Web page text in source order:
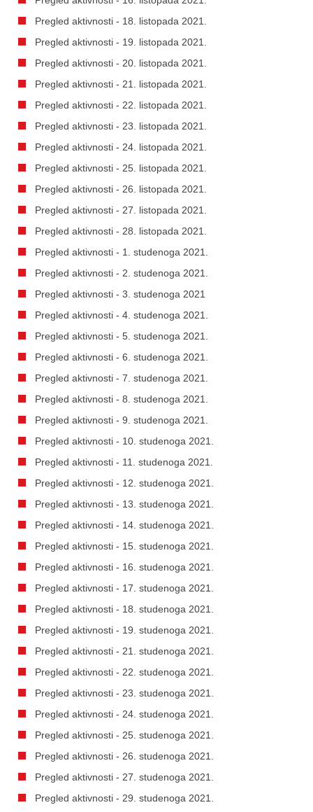
Pregled aktivnosti - 18. listopada 2021.
Pregled aktivnosti - 19. listopada 2021.
Pregled aktivnosti - 20. listopada 2021.
Pregled aktivnosti - 21. listopada 2021.
Pregled aktivnosti - 22. listopada 2021.
Pregled aktivnosti - 23. listopada 2021.
Pregled aktivnosti - 24. listopada 2021.
Pregled aktivnosti - 25. listopada 2021.
Pregled aktivnosti - 26. listopada 2021.
Pregled aktivnosti - 27. listopada 2021.
Pregled aktivnosti - 28. listopada 2021.
Pregled aktivnosti - 1. studenoga 2021.
Pregled aktivnosti - 2. studenoga 2021.
Pregled aktivnosti - 3. studenoga 2021
Pregled aktivnosti - 4. studenoga 2021.
Pregled aktivnosti - 5. studenoga 2021.
Pregled aktivnosti - 6. studenoga 2021.
Pregled aktivnosti - 7. studenoga 2021.
Pregled aktivnosti - 8. studenoga 2021.
Pregled aktivnosti - 9. studenoga 2021.
Pregled aktivnosti - 10. studenoga 2021.
Pregled aktivnosti - 11. studenoga 2021.
Pregled aktivnosti - 12. studenoga 2021.
Pregled aktivnosti - 13. studenoga 2021.
Pregled aktivnosti - 14. studenoga 2021.
Pregled aktivnosti - 15. studenoga 2021.
Pregled aktivnosti - 16. studenoga 2021.
Pregled aktivnosti - 17. studenoga 2021.
Pregled aktivnosti - 18. studenoga 2021.
Pregled aktivnosti - 19. studenoga 2021.
Pregled aktivnosti - 21. studenoga 2021.
Pregled aktivnosti - 22. studenoga 2021.
Pregled aktivnosti - 23. studenoga 2021.
Pregled aktivnosti - 24. studenoga 2021.
Pregled aktivnosti - 25. studenoga 2021.
Pregled aktivnosti - 26. studenoga 2021.
Pregled aktivnosti - 27. studenoga 2021.
Pregled aktivnosti - 29. studenoga 2021.